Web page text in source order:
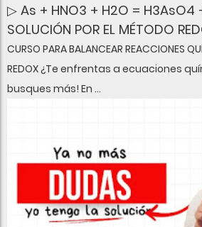
▷ As + HNO3 + H2O = H3AsO4
SOLUCIÓN POR EL MÉTODO
CURSO PARA BALANCEAR REACCIONES
REDOX ¿Te enfrentas a ecuaciones
busques más! En ...